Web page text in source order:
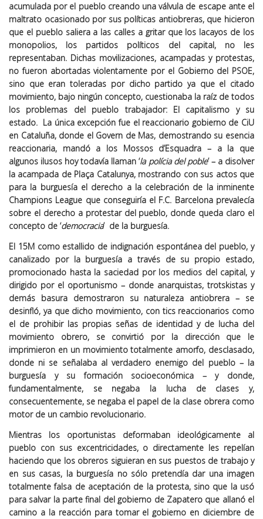
acumulada por el pueblo creando una válvula de escape ante el
maltrato ocasionado por sus políticas antiobreras, que hicieron
que el pueblo saliera a las calles a gritar que los lacayos de los
monopolios, los partidos políticos del capital, no les
representaban. Dichas movilizaciones, acampadas y protestas,
no fueron abortadas violentamente por el Gobierno del PSOE,
sino que eran toleradas por dicho partido ya que el citado
movimiento, bajo ningún concepto, cuestionaba la raíz de todos
los problemas del pueblo trabajador: El capitalismo y su
estado. La única excepción fue el reaccionario gobierno de CiU
en Cataluña, donde el Govern de Mas, demostrando su esencia
reaccionaria, mandó a los Mossos d’Esquadra – a la que
algunos ilusos hoy todavía llaman ‘la polícia del poble’ – a disolver
la acampada de Plaça Catalunya, mostrando con sus actos que
para la burguesía el derecho a la celebración de la inminente
Champions League que conseguiría el F.C. Barcelona prevalecía
sobre el derecho a protestar del pueblo, donde queda claro el
concepto de ‘democracia’ de la burguesía.
El 15M como estallido de indignación espontánea del pueblo, y
canalizado por la burguesía a través de su propio estado,
promocionado hasta la saciedad por los medios del capital, y
dirigido por el oportunismo – donde anarquistas, trotskistas y
demás basura demostraron su naturaleza antiobrera – se
desinfló, ya que dicho movimiento, con tics reaccionarios como
el de prohibir las propias señas de identidad y de lucha del
movimiento obrero, se convirtió por la dirección que le
imprimieron en un movimiento totalmente amorfo, desclasado,
donde ni se señalaba al verdadero enemigo del pueblo – la
burguesía y su formación socioeconómica – y donde,
fundamentalmente, se negaba la lucha de clases y,
consecuentemente, se negaba el papel de la clase obrera como
motor de un cambio revolucionario.
Mientras los oportunistas deformaban ideológicamente al
pueblo con sus excentricidades, o directamente les repelían
haciendo que los obreros siguieran en sus puestos de trabajo y
en sus casas, la burguesía no sólo pretendía dar una imagen
totalmente falsa de aceptación de la protesta, sino que la usó
para salvar la parte final del gobierno de Zapatero que allanó el
camino a la reacción para tomar el gobierno en diciembre de